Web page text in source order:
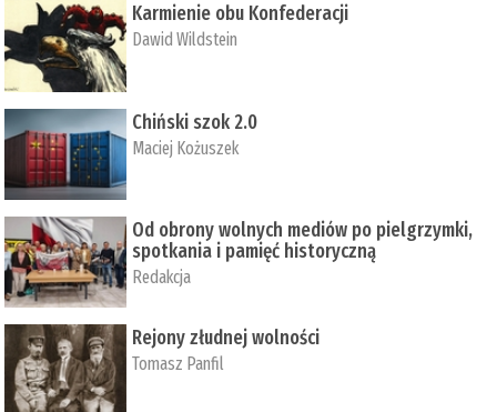
Karmienie obu Konfederacji
Dawid Wildstein
Chiński szok 2.0
Maciej Kożuszek
Od obrony wolnych mediów po pielgrzymki,
spotkania i pamięć historyczną
Redakcja
Rejony złudnej wolności
Tomasz Panfil